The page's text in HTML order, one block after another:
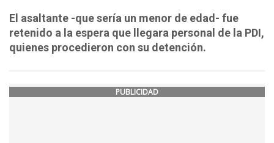
El asaltante -que sería un menor de edad- fue
retenido a la espera que llegara personal de la PDI,
quienes procedieron con su detención.
PUBLICIDAD